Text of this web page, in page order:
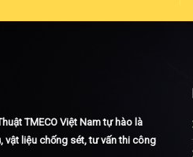
TMECO Việt Nam tự hào là
liệu chống sét, tư vấn thi công